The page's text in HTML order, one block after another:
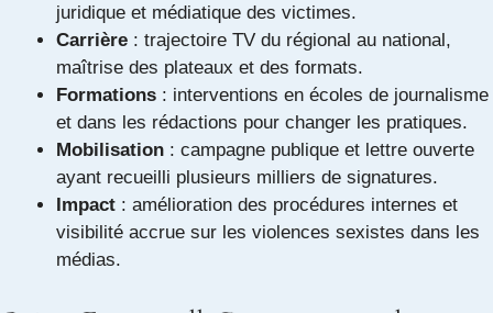
juridique et médiatique des victimes.
Carrière : trajectoire TV du régional au national,
maîtrise des plateaux et des formats.
Formations : interventions en écoles de journalisme
et dans les rédactions pour changer les pratiques.
Mobilisation : campagne publique et lettre ouverte
ayant recueilli plusieurs milliers de signatures.
Impact : amélioration des procédures internes et
visibilité accrue sur les violences sexistes dans les
médias.